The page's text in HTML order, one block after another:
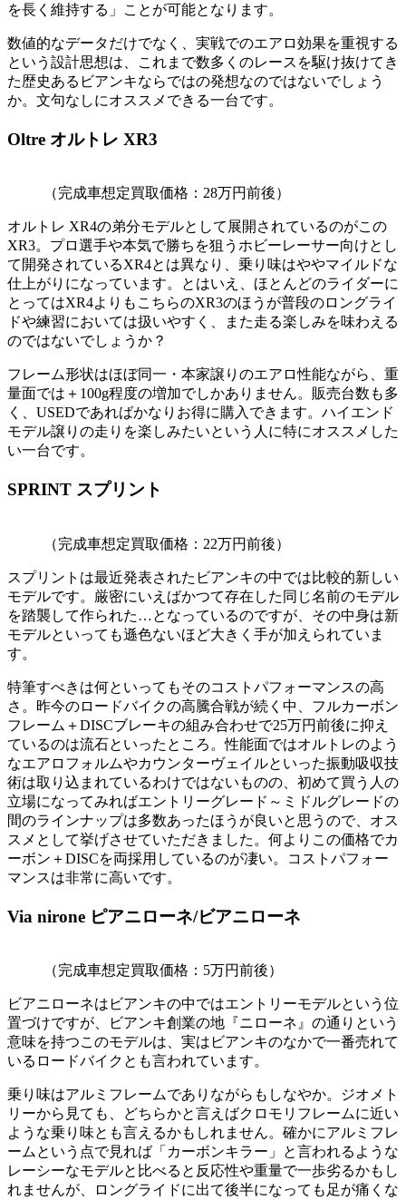
を長く維持する」ことが可能となります。
数値的なデータだけでなく、実戦でのエアロ効果を重視する
という設計思想は、これまで数多くのレースを駆け抜けてき
た歴史あるビアンキならではの発想なのではないでしょう
か。文句なしにオススメできる一台です。
Oltre オルトレ XR3
（完成車想定買取価格：28万円前後）
オルトレ XR4の弟分モデルとして展開されているのがこの
XR3。プロ選手や本気で勝ちを狙うホビーレーサー向けとし
て開発されているXR4とは異なり、乗り味はややマイルドな
仕上がりになっています。とはいえ、ほとんどのライダーに
とってはXR4よりもこちらのXR3のほうが普段のロングライ
ドや練習においては扱いやすく、また走る楽しみを味わえる
のではないでしょうか？
フレーム形状はほぼ同一・本家譲りのエアロ性能ながら、重
量面では＋100g程度の増加でしかありません。販売台数も多
く、USEDであればかなりお得に購入できます。ハイエンド
モデル譲りの走りを楽しみたいという人に特にオススメした
い一台です。
SPRINT スプリント
（完成車想定買取価格：22万円前後）
スプリントは最近発表されたビアンキの中では比較的新しい
モデルです。厳密にいえばかつて存在した同じ名前のモデル
を踏襲して作られた…となっているのですが、その中身は新
モデルといっても遜色ないほど大きく手が加えられていま
す。
特筆すべきは何といってもそのコストパフォーマンスの高
さ。昨今のロードバイクの高騰合戦が続く中、フルカーボン
フレーム＋DISCブレーキの組み合わせで25万円前後に抑え
ているのは流石といったところ。性能面ではオルトレのよう
なエアロフォルムやカウンターヴェイルといった振動吸収技
術は取り込まれているわけではないものの、初めて買う人の
立場になってみればエントリーグレード～ミドルグレードの
間のラインナップは多数あったほうが良いと思うので、オス
スメとして挙げさせていただきました。何よりこの価格でカ
ーボン＋DISCを両採用しているのが凄い。コストパフォー
マンスは非常に高いです。
Via nirone ピアニローネ/ビアニローネ
（完成車想定買取価格：5万円前後）
ビアニローネはビアンキの中ではエントリーモデルという位
置づけですが、ビアンキ創業の地『ニローネ』の通りという
意味を持つこのモデルは、実はビアンキのなかで一番売れて
いるロードバイクとも言われています。
乗り味はアルミフレームでありながらもしなやか。ジオメト
リーから見ても、どちらかと言えばクロモリフレームに近い
ような乗り味とも言えるかもしれません。確かにアルミフレ
ームという点で見れば「カーボンキラー」と言われるような
レーシーなモデルと比べると反応性や重量で一歩劣るかもし
れませんが、ロングライドに出て後半になっても足が痛くな